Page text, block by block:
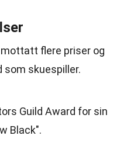
flere priser og
som skuespiller.
Guild Award for sin
Black".